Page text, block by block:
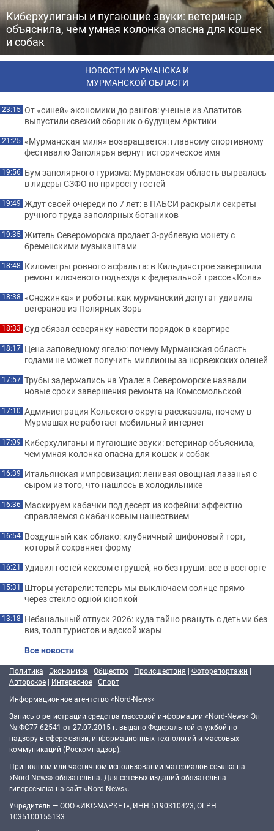
Киберхулиганы и пугающие звуки: ветеринар
объяснила, чем умная колонка опасна для кошек
и собак
НОВОСТИ МУРМАНСКА И
МУРМАНСКОЙ ОБЛАСТИ
23:15 От «синей» экономики до рангов: ученые из Апатитов
выпустили свежий сборник о будущем Арктики
21:25 «Мурманская миля» возвращается: главному спортивному
фестивалю Заполярья вернут историческое имя
19:56 Бум заполярного туризма: Мурманская область вырвалась
в лидеры СЗФО по приросту гостей
19:49 Ждут своей очереди по 7 лет: в ПАБСИ раскрыли секреты
ручного труда заполярных ботаников
19:35 Житель Североморска продает 3-рублевую монету с
бременскими музыкантами
18:48 Километры ровного асфальта: в Кильдинстрое завершили
ремонт ключевого подъезда к федеральной трассе «Кола»
18:38 «Снежинка» и роботы: как мурманский депутат удивила
ветеранов из Полярных Зорь
18:33 Суд обязал северянку навести порядок в квартире
18:17 Цена заповедному ягелю: почему Мурманская область
годами не может получить миллионы за норвежских оленей
17:57 Трубы задержались на Урале: в Североморске назвали
новые сроки завершения ремонта на Комсомольской
17:10 Администрация Кольского округа рассказала, почему в
Мурмашах не работает мобильный интернет
17:09 Киберхулиганы и пугающие звуки: ветеринар объяснила,
чем умная колонка опасна для кошек и собак
16:39 Итальянская импровизация: ленивая овощная лазанья с
сыром из того, что нашлось в холодильнике
16:36 Маскируем кабачки под десерт из кофейни: эффектно
справляемся с кабачковым нашествием
16:54 Воздушный как облако: клубничный шифоновый торт,
который сохраняет форму
16:21 Удивил гостей кексом с грушей, но без груши: все в восторге
15:31 Шторы устарели: теперь мы выключаем солнце прямо
через стекло одной кнопкой
13:18 Небанальный отпуск 2026: куда тайно рвануть с детьми без
виз, толп туристов и адской жары
Все новости
Политика | Экономика | Общество | Происшествия | Фоторепортажи |
Авторское | Интересное | Спорт
Информационное агентство «Nord-News»
Запись о регистрации средства массовой информации «Nord-News» Эл
№ ФС77-62541 от 27.07.2015 г. выдано Федеральной службой по
надзору в сфере связи, информационных технологий и массовых
коммуникаций (Роскомнадзор).
При полном или частичном использовании материалов ссылка на
«Nord-News» обязательна. Для сетевых изданий обязательна
гиперссылка на сайт «Nord-News».
Учредитель — ООО «ИКС-МАРКЕТ», ИНН 5190310423, ОГРН
1035100155133